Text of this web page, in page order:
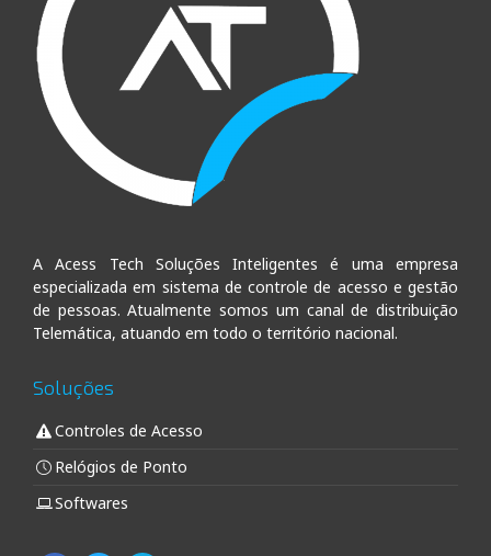
A Acess Tech Soluções Inteligentes é uma empresa
especializada em sistema de controle de acesso e gestão
de pessoas. Atualmente somos um canal de distribuição
Telemática, atuando em todo o território nacional.
Soluções
Controles de Acesso
Relógios de Ponto
Softwares